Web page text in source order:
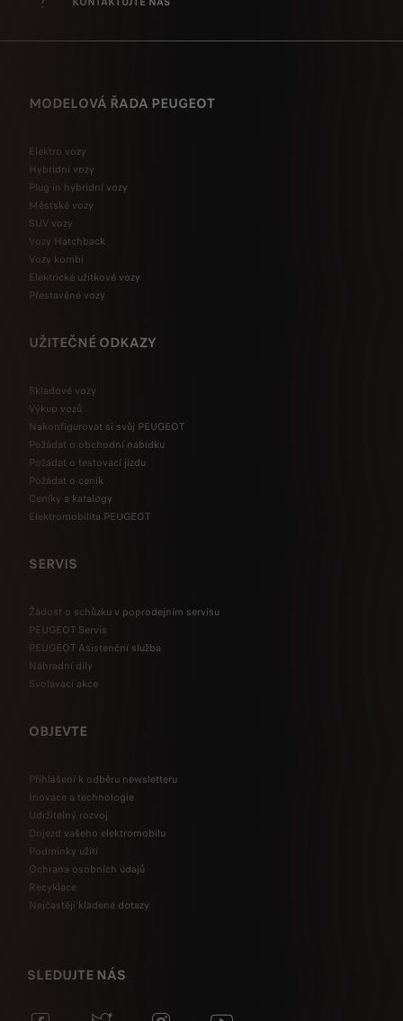
MODELOVÁ ŘADA PEUGEOT
Elektro vozy
Hybridní vozy
Plug-in hybridní vozy
Městské vozy
SUV vozy
Vozy Hatchback
Vozy kombi
Elektrické užitkové vozy
Přestavěné vozy
UŽITEČNÉ ODKAZY
Skladové vozy
Výkup vozů
Nakonfigurovat si svůj PEUGEOT
Požádat o obchodní nabídku
Požádat o testovací jízdu
Požádat o ceník
Ceníky a katalogy
Elektromobilita PEUGEOT
SERVIS
Žádost o schůzku v poprodejním servisu
PEUGEOT Servis
PEUGEOT Asistenční služba
Náhradní díly
Svolávací akce
OBJEVTE
Přihlášení k odběru newsletteru
Inovace a technologie
Udržitelný rozvoj
Dojezd vašeho elektromobilu
Podmínky užití
Ochrana osobních údajů
Recyklace
Nejčastěji kladené dotazy
SLEDUJTE NÁS